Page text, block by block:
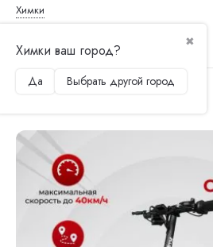
Химки
✖
Химки ваш город?
Да Выбрать другой город
Главная Электросамокаты Kugoo
Продолжить